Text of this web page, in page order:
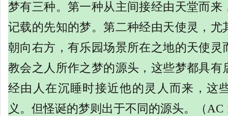
梦有三种。第一种从主间接经由天堂而来
记载的先知的梦。第二种经由天使灵，尤
朝向右方，有乐园场景所在之地的天使灵
教会之人所作之梦的源头，这些梦都具有
经由人在沉睡时接近他的灵人而来，这
义。但怪诞的梦则出于不同的源头。（AC